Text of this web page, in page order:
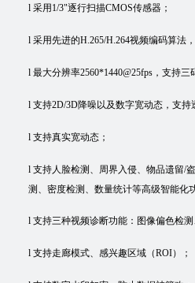
l 采用1/3"逐行扫描CMOS传感器；
l 采用先进的H.265/H.264视频编码算法
l 最大分辨率2560*1440@25fps，支持三
l 支持2D/3D降噪以及数字宽动态，支持
l 支持真实宽动态；
l 支持人脸检测、周界入侵、物品遗留/
测、密度检测、数量统计等高级智能化
l 支持三种视频诊断功能：图像偏色检
l 支持走廊模式、感兴趣区域（ROI）；